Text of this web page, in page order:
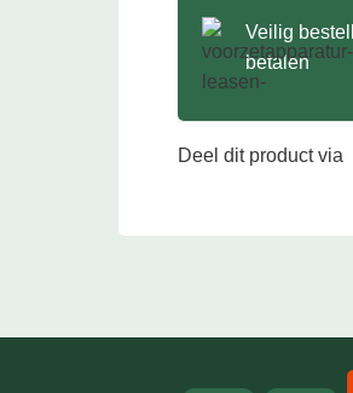
Veilig
betalen
Deel dit product via